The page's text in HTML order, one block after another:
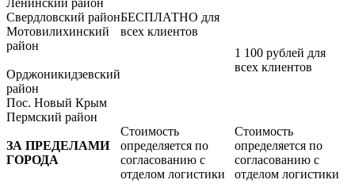
Ленинский район
Свердловский район
Мотовилихинский
район
Орджоникидзевский
район
Пос. Новый Крым
Пермский район
БЕСПЛАТНО для
всех клиентов
1 100 рублей для
всех клиентов
ЗА ПРЕДЕЛАМИ
ГОРОДА
Стоимость
определяется по
согласованию с
отделом логистики
Стоимость
определяется по
согласованию с
отделом логистики